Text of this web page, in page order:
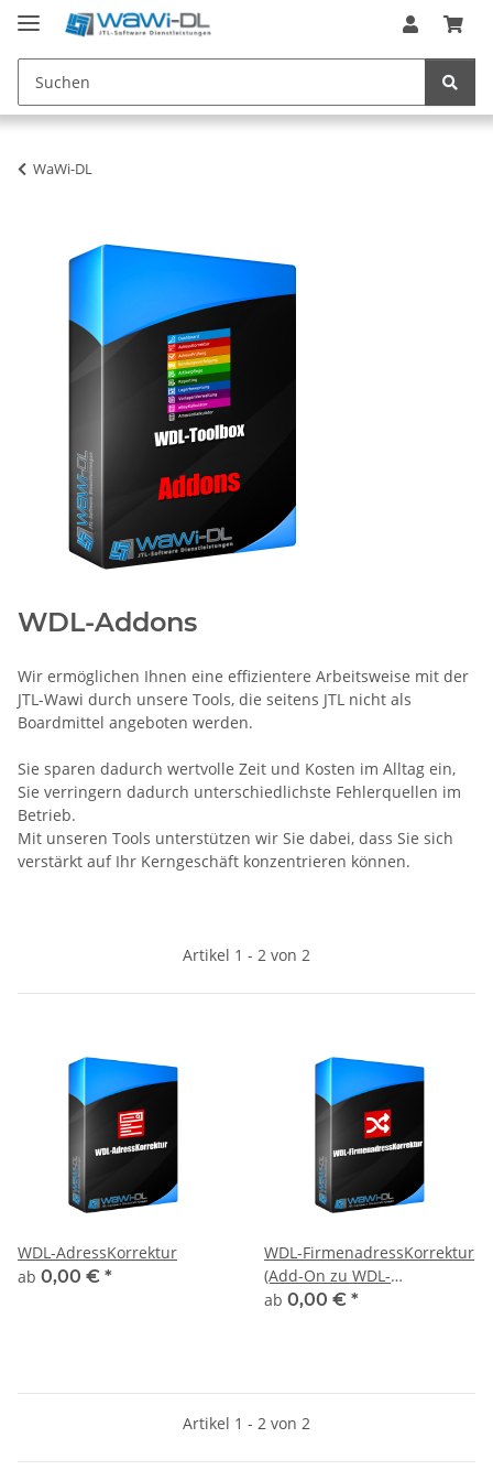
WaWi-DL
WDL-Addons
Wir ermöglichen Ihnen eine effizientere Arbeitsweise mit der
JTL-Wawi durch unsere Tools, die seitens JTL nicht als
Boardmittel angeboten werden.
Sie sparen dadurch wertvolle Zeit und Kosten im Alltag ein,
Sie verringern dadurch unterschiedlichste Fehlerquellen im
Betrieb.
Mit unseren Tools unterstützen wir Sie dabei, dass Sie sich
verstärkt auf Ihr Kerngeschäft konzentrieren können.
Artikel 1 - 2 von 2
WDL-AdressKorrektur
ab 0,00 € *
WDL-FirmenadressKorrektur
(Add-On zu WDL-
AdressKorrektur)
ab 0,00 € *
Artikel 1 - 2 von 2